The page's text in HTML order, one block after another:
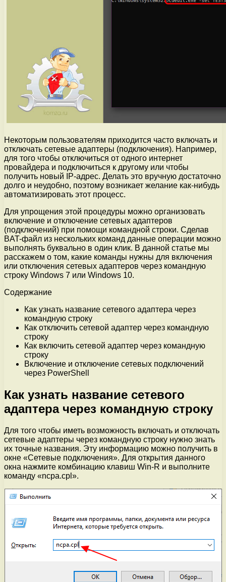
Некоторым пользователям приходится часто включать и
отключать сетевые адаптеры (подключения). Например,
для того чтобы отключиться от одного интернет
провайдера и подключиться к другому или чтобы
получить новый IP-адрес. Делать это вручную достаточно
долго и неудобно, поэтому возникает желание как-нибудь
автоматизировать этот процесс.
Для упрощения этой процедуры можно организовать
включение и отключение сетевых адаптеров
(подключений) при помощи командной строки. Сделав
BAT-файл из нескольких команд данные операции можно
выполнять буквально в один клик. В данной статье мы
расскажем о том, какие команды нужны для включения
или отключения сетевых адаптеров через командную
строку Windows 7 или Windows 10.
Содержание
Как узнать название сетевого адаптера через
командную строку
Как отключить сетевой адаптер через командную
строку
Как включить сетевой адаптер через командную
строку
Включение и отключение сетевых подключений
через PowerShell
Как узнать название сетевого
адаптера через командную строку
Для того чтобы иметь возможность включать и отключать
сетевые адаптеры через командную строку нужно знать
их точные названия. Эту информацию можно получить в
окне «Сетевые подключения». Для открытия данного
окна нажмите комбинацию клавиш Win-R и выполните
команду «ncpa.cpl».